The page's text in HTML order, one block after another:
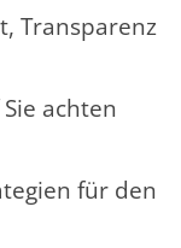
Transparenz
achten
für den